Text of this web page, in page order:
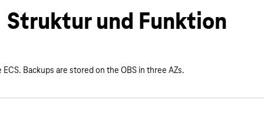
Struktur und Funktion